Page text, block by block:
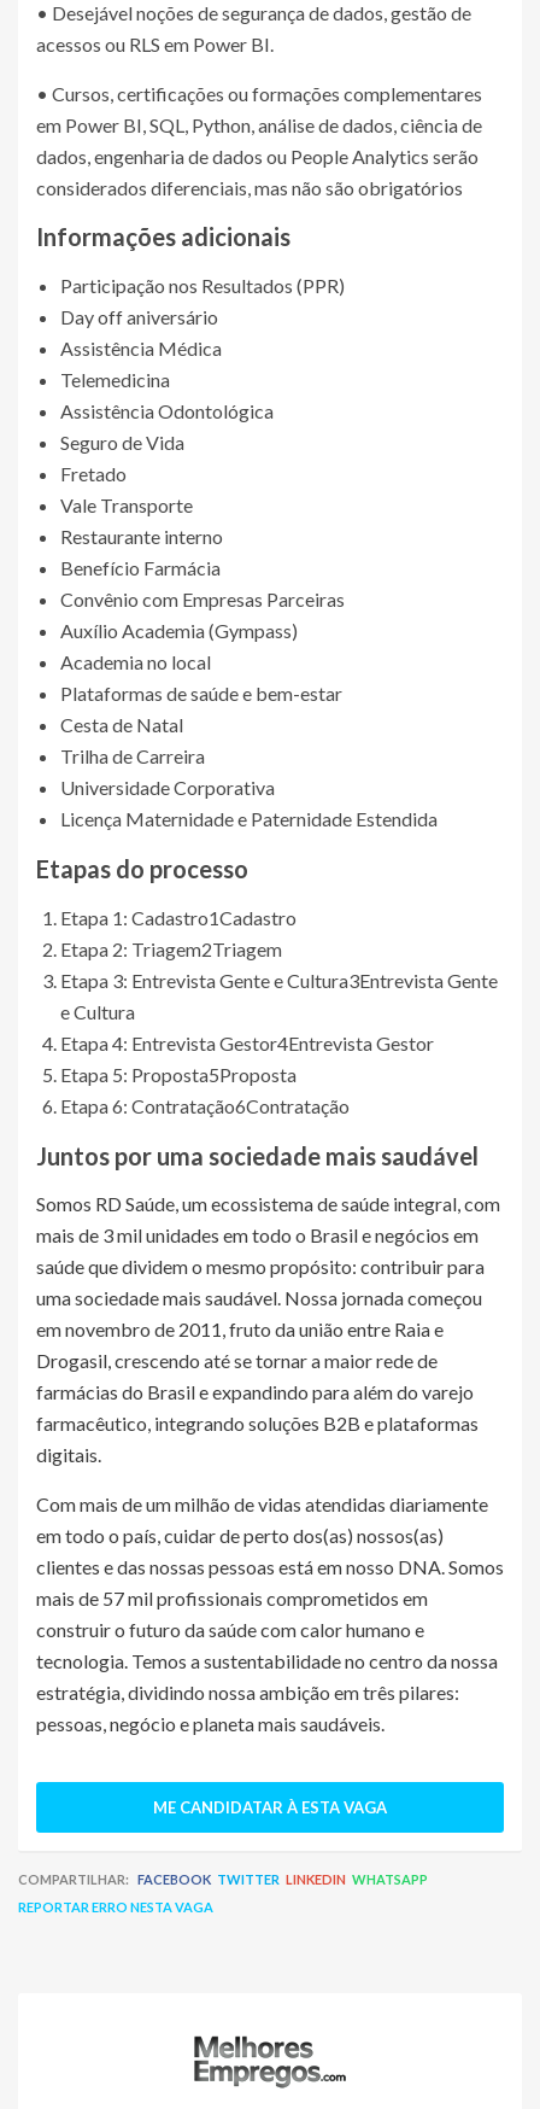
• Desejável noções de segurança de dados, gestão de
acessos ou RLS em Power BI.
• Cursos, certificações ou formações complementares
em Power BI, SQL, Python, análise de dados, ciência de
dados, engenharia de dados ou People Analytics serão
considerados diferenciais, mas não são obrigatórios
Informações adicionais
Participação nos Resultados (PPR)
Day off aniversário
Assistência Médica
Telemedicina
Assistência Odontológica
Seguro de Vida
Fretado
Vale Transporte
Restaurante interno
Benefício Farmácia
Convênio com Empresas Parceiras
Auxílio Academia (Gympass)
Academia no local
Plataformas de saúde e bem-estar
Cesta de Natal
Trilha de Carreira
Universidade Corporativa
Licença Maternidade e Paternidade Estendida
Etapas do processo
Etapa 1: Cadastro1Cadastro
Etapa 2: Triagem2Triagem
Etapa 3: Entrevista Gente e Cultura3Entrevista Gente
e Cultura
Etapa 4: Entrevista Gestor4Entrevista Gestor
Etapa 5: Proposta5Proposta
Etapa 6: Contratação6Contratação
Juntos por uma sociedade mais saudável
Somos RD Saúde, um ecossistema de saúde integral, com
mais de 3 mil unidades em todo o Brasil e negócios em
saúde que dividem o mesmo propósito: contribuir para
uma sociedade mais saudável. Nossa jornada começou
em novembro de 2011, fruto da união entre Raia e
Drogasil, crescendo até se tornar a maior rede de
farmácias do Brasil e expandindo para além do varejo
farmacêutico, integrando soluções B2B e plataformas
digitais.
Com mais de um milhão de vidas atendidas diariamente
em todo o país, cuidar de perto dos(as) nossos(as)
clientes e das nossas pessoas está em nosso DNA. Somos
mais de 57 mil profissionais comprometidos em
construir o futuro da saúde com calor humano e
tecnologia. Temos a sustentabilidade no centro da nossa
estratégia, dividindo nossa ambição em três pilares:
pessoas, negócio e planeta mais saudáveis.
ME CANDIDATAR À ESTA VAGA
COMPARTILHAR: FACEBOOK TWITTER LINKEDIN WHATSAPP
REPORTAR ERRO NESTA VAGA